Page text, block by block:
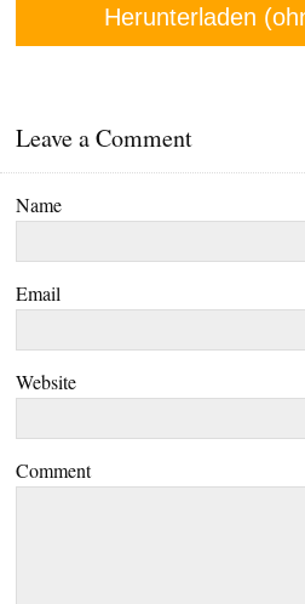
Herunterladen
Leave a Comment
Name
Email
Website
Comment